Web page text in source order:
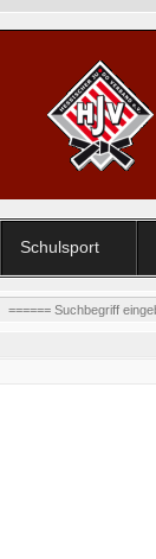
Schulsport